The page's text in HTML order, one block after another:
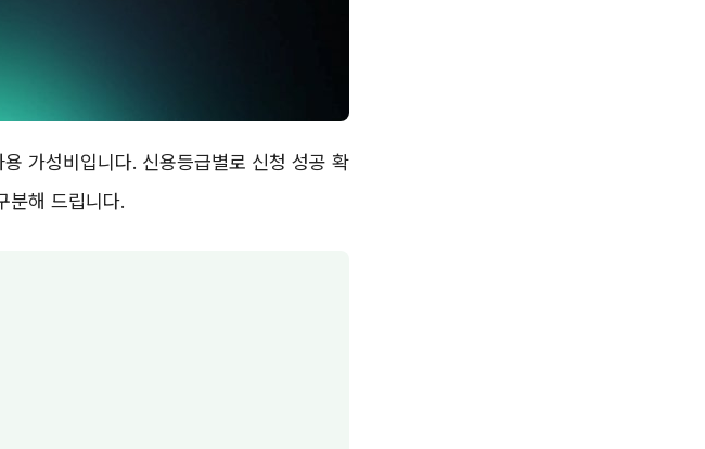
가성비입니다. 신용등급별로 신청 성공 확
분해 드립니다.